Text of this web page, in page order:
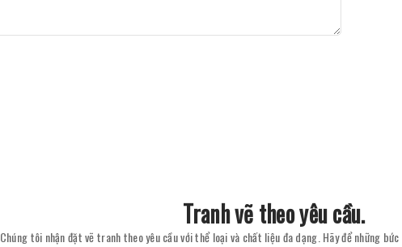
Tranh vẽ theo yêu cầu.
Chúng tôi nhận đặt vẽ tranh theo yêu cầu với thể loại và chất liệu đa dạng. Hãy để những